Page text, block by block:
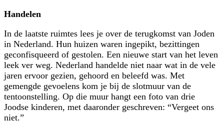
Handelen
In de laatste ruimtes lees je over de terugkomst van Joden
in Nederland. Hun huizen waren ingepikt, bezittingen
geconfisqueerd of gestolen. Een nieuwe start van het leven
leek ver weg. Nederland handelde niet naar wat in de vele
jaren ervoor gezien, gehoord en beleefd was. Met
gemengde gevoelens kom je bij de slotmuur van de
tentoonstelling. Op die muur hangt een foto van drie
Joodse kinderen, met daaronder geschreven:
Vergeet ons
niet.